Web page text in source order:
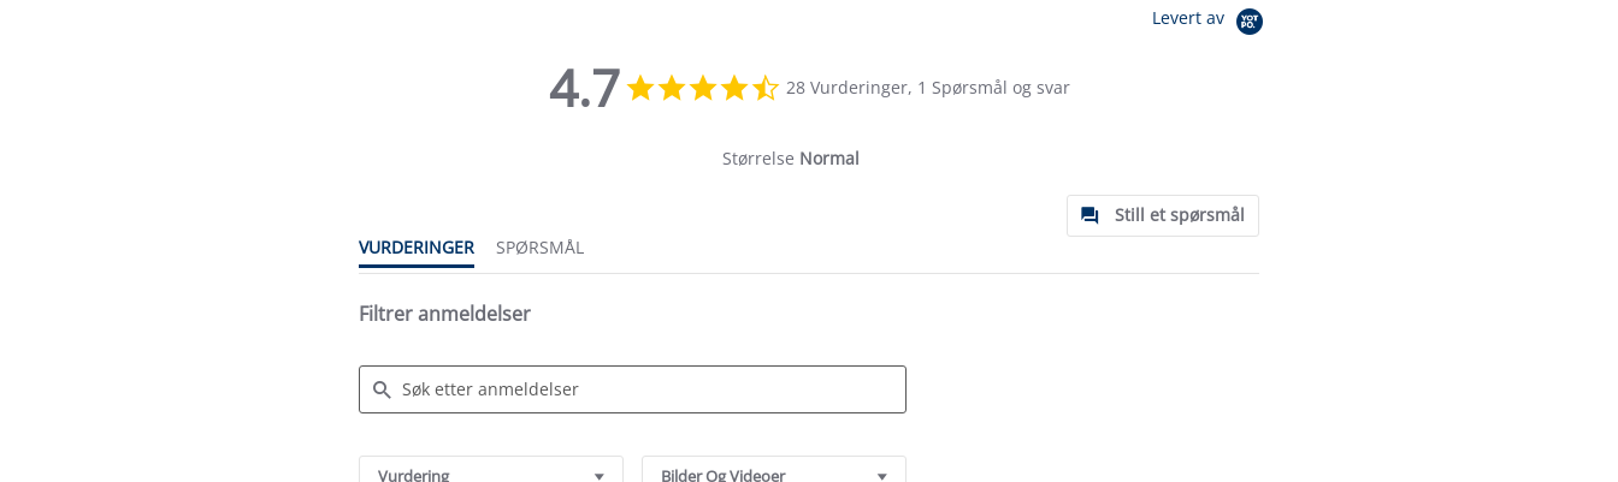
Levert av
4.7
star
28 Vurderinger, 1 Spørsmål og svar
Størrelse Normal
Still et spørsmål
VURDERINGER
SPØRSMÅL
Filtrer anmeldelser
Reviews
Vurdering Bilder Og Videoer